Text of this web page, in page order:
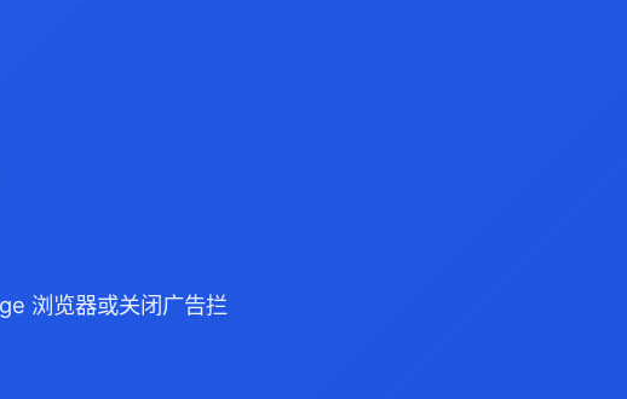
浏览器或关闭广告拦